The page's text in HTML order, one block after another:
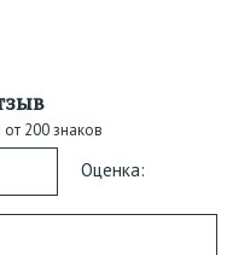
200 знаков
Оценка: